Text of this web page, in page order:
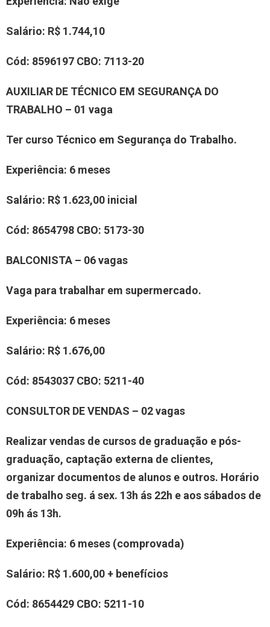
Salário: R$ 1.744,10
Cód: 8596197 CBO: 7113-20
AUXILIAR DE TÉCNICO EM SEGURANÇA DO
TRABALHO – 01 vaga
Ter curso Técnico em Segurança do Trabalho.
Experiência: 6 meses
Salário: R$ 1.623,00 inicial
Cód: 8654798 CBO: 5173-30
BALCONISTA – 06 vagas
Vaga para trabalhar em supermercado.
Experiência: 6 meses
Salário: R$ 1.676,00
Cód: 8543037 CBO: 5211-40
CONSULTOR DE VENDAS – 02vagas
Realizar vendas de cursos de graduação e pós-
graduação, captação externa de clientes,
organizar documentos de alunos e outros. Horário
de trabalho seg. á sex. 13h ás 22h e aos sábados de
09h ás 13h.
Experiência: 6 meses (comprovada)
Salário: R$ 1.600,00 + benefícios
Cód: 8654429 CBO: 5211-10